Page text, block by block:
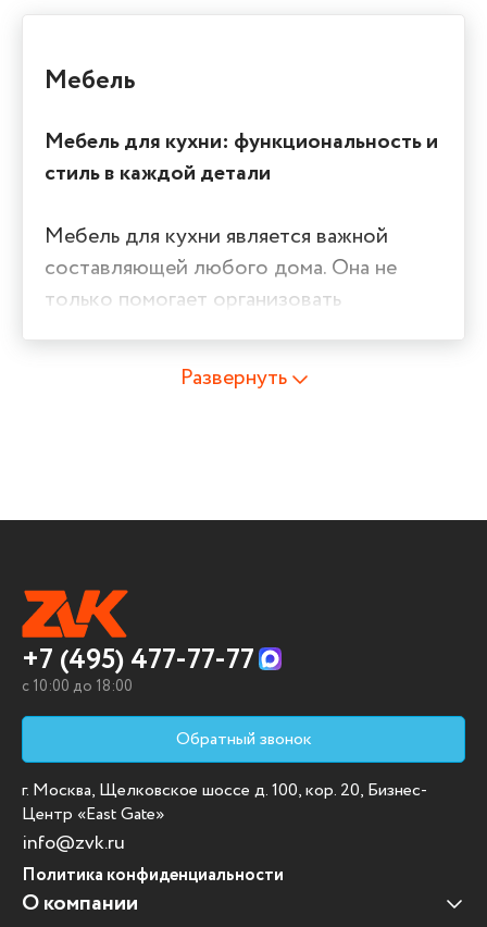
Мебель
Мебель для кухни: функциональность и
стиль в каждой детали
Мебель для кухни является важной
составляющей любого дома. Она не
только помогает организовать
уют и стиль. В нашем интернет-магазине
вы найдете широкий ассортимент
соотношение цены и качества
Хотите создать уютную и стильную
кухню, но не хотите переплачивать?
Модульная кухня - идеальное решение
для вас! В нашем интернет-магазине вы
сможете купить модульную кухню
недорого, при этом не теряя в качестве
и функциональности. Широкий выбор
модульных кухонных гарнитуров
позволит вам подобрать идеальное
Развернуть
+7 (495) 477-77-77
c 10:00 до 18:00
Обратный звонок
г. Москва, Щелковское шоссе д. 100, кор. 20, Бизнес-
Центр «East Gate»
info@zvk.ru
Политика конфиденциальности
О компании